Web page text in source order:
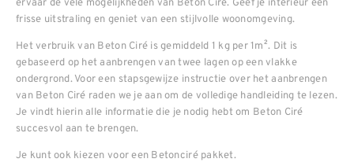
frisse uitstraling en geniet van een stijlvolle woonomgeving.
Het verbruik van Beton Ciré is gemiddeld 1 kg per 1m². Dit is
gebaseerd op het aanbrengen van twee lagen op een vlakke
ondergrond. Voor een stapsgewijze instructie over het aanbrengen
van Beton Ciré raden we je aan om de volledige handleiding te lezen.
Je vindt hierin alle informatie die je nodig hebt om Beton Ciré
succesvol aan te brengen.
Je kunt ook kiezen voor een Betonciré pakket.